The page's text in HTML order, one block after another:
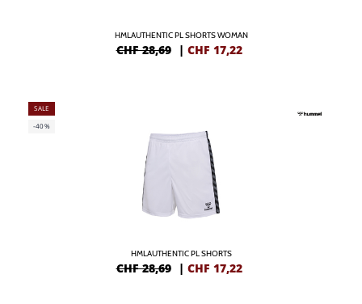
HMLAUTHENTIC PL SHORTS WOMAN
CHF 28,69 | CHF 17,22
SALE
-40%
HMLAUTHENTIC PL SHORTS
CHF 28,69 | CHF 17,22